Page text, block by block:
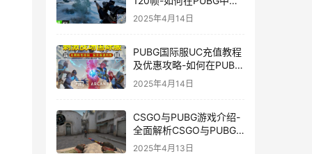
用PUBG TOOL实现120
2025年4月14日
PUBG国际服UC充值教程
及优惠攻略-如何在PUBG
国际服中进行高效且安全
的UC充值
2025年4月14日
CSGO与PUBG游戏介绍-
全面解析CSGO与PUBG
这两款热门射击游戏
2025年4月13日